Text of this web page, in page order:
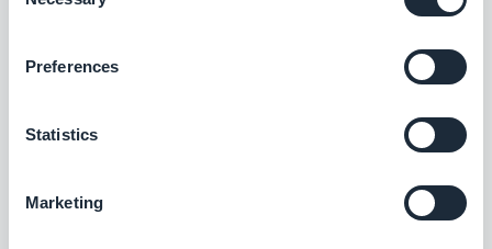
Preferences
Statistics
Marketing